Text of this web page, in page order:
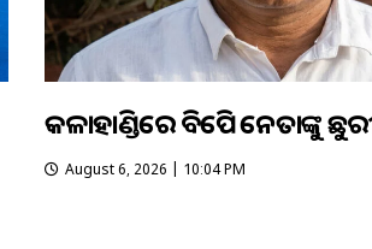
କଳାହାଣ୍ଡିରେ ବିଜେପି ନେତାଙ୍କୁ
August 6, 2026 | 10:04 PM